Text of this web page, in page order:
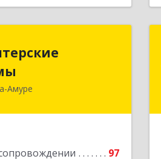
Амуре
97
программы
Хабаровский край,
Подробнее